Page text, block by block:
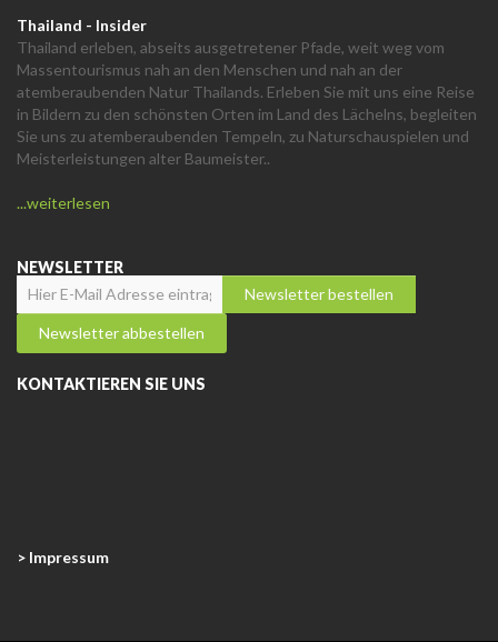
Thailand - Insider
Thailand erleben, abseits ausgetretener Pfade, weit weg vom
Massentourismus nah an den Menschen und nah an der
atemberaubenden Natur Thailands. Erleben Sie mit uns eine Reise
in Bildern zu den schönsten Orten im Land des Lächelns, begleiten
Sie uns zu atemberaubenden Tempeln, zu Naturschauspielen und
Meisterleistungen alter Baumeister..
...weiterlesen
NEWSLETTER
KONTAKTIEREN SIE UNS
> Impressum